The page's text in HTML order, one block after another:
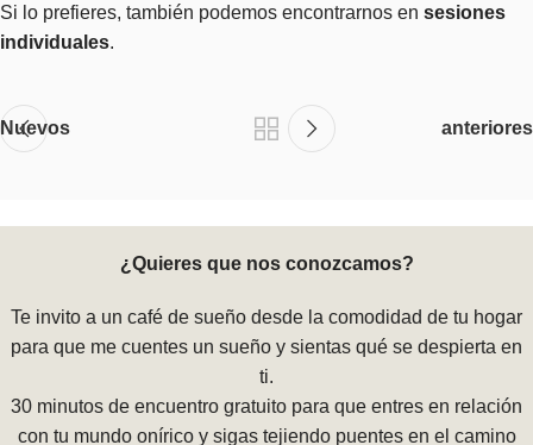
Si lo prefieres, también podemos encontrarnos en sesiones
individuales.
Nuevos anteriores
¿Quieres que nos conozcamos?
Te invito a un café de sueño desde la comodidad de tu hogar
para que me cuentes un sueño y sientas qué se despierta en
ti.
30 minutos de encuentro gratuito para que entres en relación
con tu mundo onírico y sigas tejiendo puentes en el camino